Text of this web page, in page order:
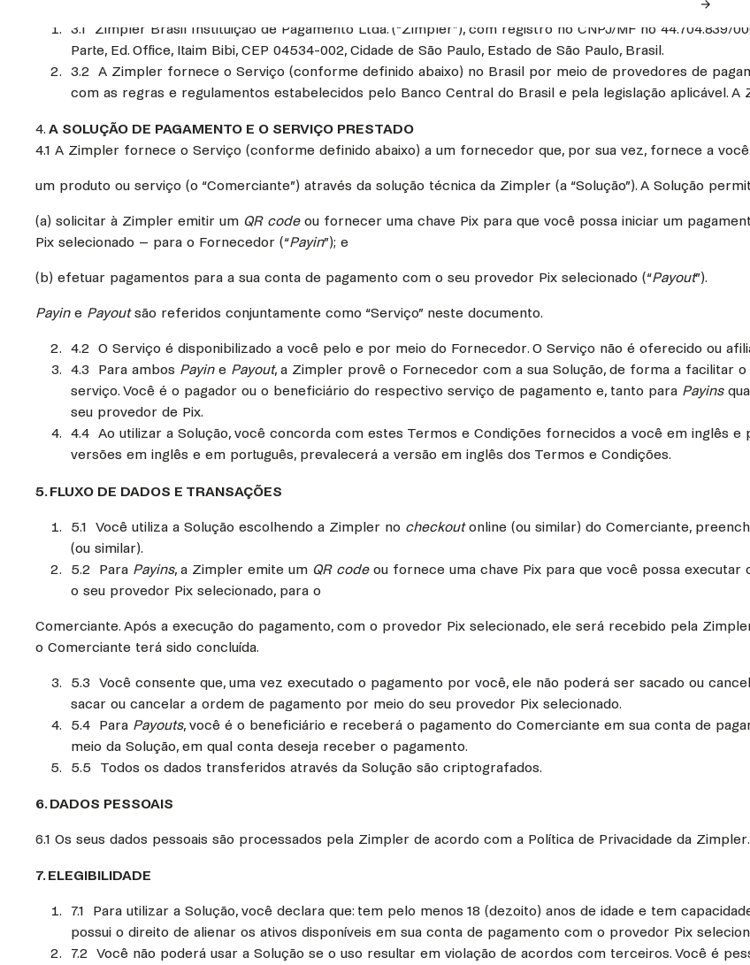
3.1 Zimpler Brasil Instituição de Pagamento Ltda. (“Zimpler”), com registro no CNPJ/MF no 44.704.839/
Parte, Ed. Office, Itaim Bibi, CEP 04534-002, Cidade de São Paulo, Estado de São Paulo, Brasil.
3.2 A Zimpler fornece o Serviço (conforme definido abaixo) no Brasil por meio de provedores de
com as regras e regulamentos estabelecidos pelo Banco Central do Brasil e pela legislação aplicável.
4. A SOLUÇÃO DE PAGAMENTO E O SERVIÇO PRESTADO
4.1 A Zimpler fornece o Serviço (conforme definido abaixo) a um fornecedor que, por sua vez, fornece a você
um produto ou serviço (o “Comerciante”) através da solução técnica da Zimpler (a “Solução”). A Solução
(a) solicitar à Zimpler emitir um QR code ou fornecer uma chave Pix para que você possa iniciar um
Pix selecionado – para o Fornecedor (“Payin”); e
(b) efetuar pagamentos para a sua conta de pagamento com o seu provedor Pix selecionado (“Payout”).
Payin e Payoutsão referidos conjuntamente como “Serviço” neste documento.
4.2 O Serviço é disponibilizado a você pelo e por meio do Fornecedor. O Serviço não é oferecido ou
4.3 Para ambos Payin e Payout, a Zimpler provê o Fornecedor com a sua Solução, de forma a facilitar
serviço. Você é o pagador ou o beneficiário do respectivo serviço de pagamento e, tanto para Payins
seu provedor de Pix.
4.4 Ao utilizar a Solução, você concorda com estes Termos e Condições fornecidos a você em inglês e
versões em inglês e em português, prevalecerá a versão em inglês dos Termos e Condições.
5. FLUXO DE DADOS E TRANSAÇÕES
5.1 Você utiliza a Solução escolhendo a Zimpler no checkoutonline (ou similar) do Comerciante,
(ou similar).
5.2 Para Payins, a Zimpler emite um QR code ou fornece uma chave Pix para que você possa
o seu provedor Pix selecionado, para o
Comerciante. Após a execução do pagamento, com o provedor Pix selecionado, ele será recebido pela
o Comerciante terá sido concluída.
5.3 Você consente que, uma vez executado o pagamento por você, ele não poderá ser sacado ou
sacar ou cancelar a ordem de pagamento por meio do seu provedor Pix selecionado.
5.4 Para Payouts, você é o beneficiário e receberá o pagamento do Comerciante em sua conta de
meio da Solução, em qual conta deseja receber o pagamento.
5.5 Todos os dados transferidos através da Solução são criptografados.
6. DADOS PESSOAIS
6.1 Os seus dados pessoais são processados pela Zimpler de acordo com a Política de Privacidade da Zimpler.
7. ELEGIBILIDADE
7.1 Para utilizar a Solução, você declara que: tem pelo menos 18 (dezoito) anos de idade e tem
possui o direito de alienar os ativos disponíveis em sua conta de pagamento com o provedor Pix
7.2 Você não poderá usar a Solução se o uso resultar em violação de acordos com terceiros. Você é